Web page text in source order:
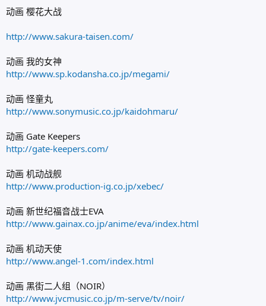
动画 樱花大战
http://www.sakura-taisen.com/
动画 我的女神
http://www.sp.kodansha.co.jp/megami/
动画 怪童丸
http://www.sonymusic.co.jp/kaidohmaru/
动画 Gate Keepers
http://gate-keepers.com/
动画 机动战舰
http://www.production-ig.co.jp/xebec/
动画 新世纪福音战士EVA
http://www.gainax.co.jp/anime/eva/index.html
动画 机动天使
http://www.angel-1.com/index.html
动画 黑街二人组（NOIR）
http://www.jvcmusic.co.jp/m-serve/tv/noir/